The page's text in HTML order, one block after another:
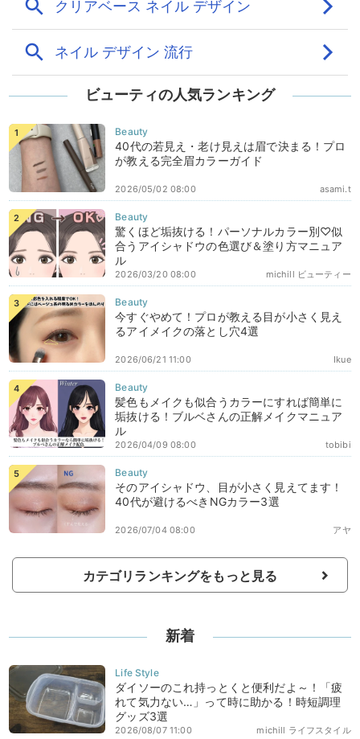
ビューティの人気ランキング
40代の若見え・老け見えは眉で決まる！プロ
が教える完全眉カラーガイド
asami.t
2026/05/02 08:00
驚くほど垢抜ける！パーソナルカラー別♡似
合うアイシャドウの色選び＆塗り方マニュア
ル
michill ビューティー
2026/03/20 08:00
今すぐやめて！プロが教える目が小さく見え
るアイメイクの落とし穴4選
Ikue
2026/06/21 11:00
髪色もメイクも似合うカラーにすれば簡単に
垢抜ける！ブルベさんの正解メイクマニュア
ル
tobibi
2026/04/09 08:00
そのアイシャドウ、目が小さく見えてます！
40代が避けるべきNGカラー3選
アヤ
2026/07/04 08:00
カテゴリランキングをもっと見る
新着
ダイソーのこれ持っとくと便利だよ～！「疲
れて気力ない…」って時に助かる！時短調理
グッズ3選
michill ライフスタイル
2026/08/07 11:00